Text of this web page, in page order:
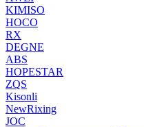
KIMISO
HOCO
RX
DEGNE
ABS
HOPESTAR
ZQS
Kisonli
NewRixing
JOC